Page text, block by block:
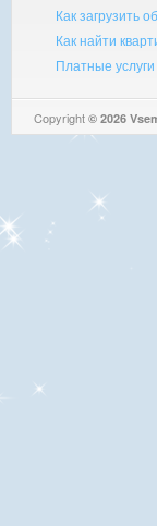
Как загрузить
Как найти
Платные
Copyright © 2026